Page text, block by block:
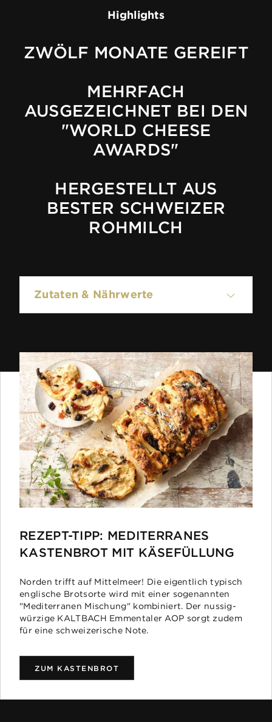
Highlights
ZWÖLF MONATE GEREIFT
MEHRFACH
AUSGEZEICHNET BEI DEN
"WORLD CHEESE
AWARDS"
HERGESTELLT AUS
BESTER SCHWEIZER
ROHMILCH
Zutaten & Nährwerte
vollfett, aus Rohmilch hergestellt,
mindestens 45 % Fett i. Tr. Von Natur aus
laktosefrei.
100g enthalten:
Energie /
Brennwert
1657 kJ (399 kcal)
Fett
davon gesättigte
Fettsäuren
19.0g
REZEPT-TIPP: MEDITERRANES
KASTENBROT MIT KÄSEFÜLLUNG
Norden trifft auf Mittelmeer! Die eigentlich typisch
englische Brotsorte wird mit einer sogenannten
"Mediterranen Mischung" kombiniert. Der nussig-
würzige KALTBACH Emmentaler AOP sorgt zudem
für eine schweizerische Note.
ZUM KASTENBROT